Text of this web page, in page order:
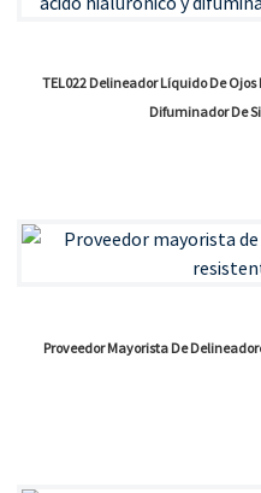
TEL022 Delineador Líquido De
Difuminador De
Proveedor Mayorista De